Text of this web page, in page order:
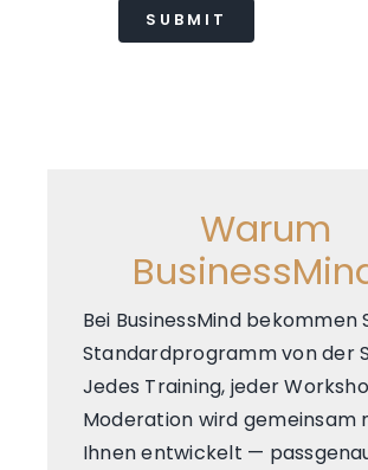
SUBMIT
Warum
Bei BusinessMind bekommen
Standardprogramm von der
Jedes Training, jeder
Moderation wird gemeinsam
Ihnen entwickelt —